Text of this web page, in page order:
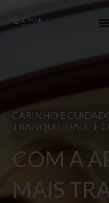
para
CARINHO E
TRANQUILIDADE E
COM A
MAIS